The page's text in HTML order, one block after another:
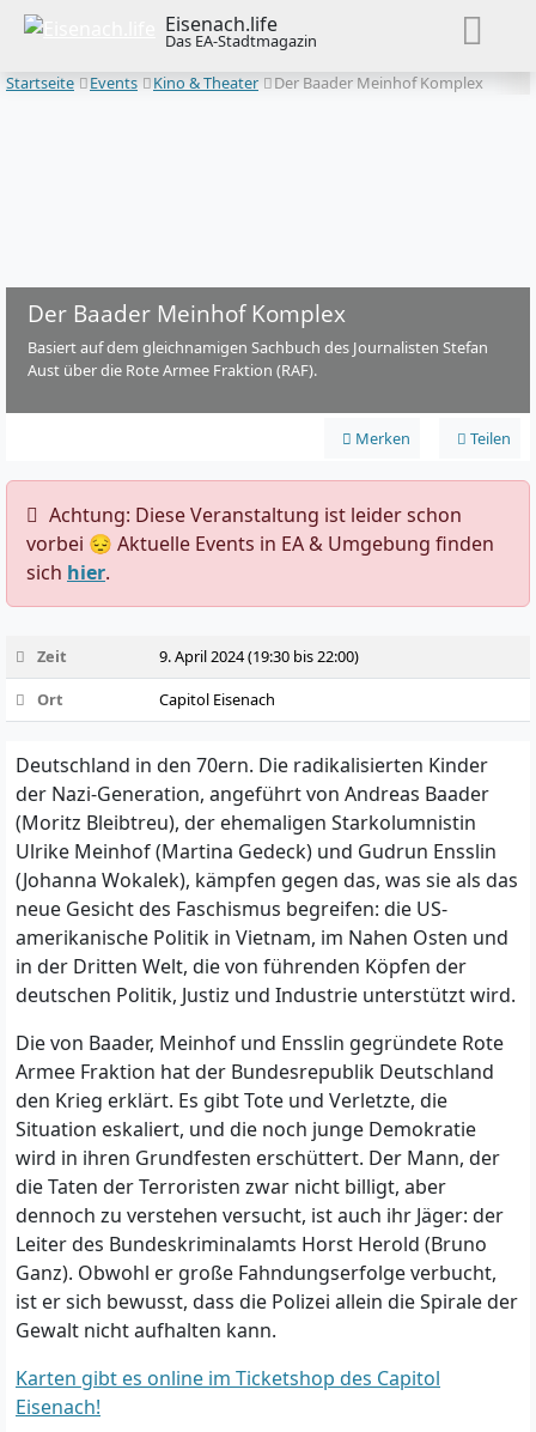
Eisenach.life
Das EA-Stadtmagazin
Startseite
Events Kino & Theater Der Baader Meinhof Komplex
Der Baader Meinhof Komplex
Basiert auf dem gleichnamigen Sachbuch des Journalisten Stefan
Aust über die Rote Armee Fraktion (RAF).
Merken Teilen
️ Achtung: Diese Veranstaltung ist leider schon
vorbei 😔 Aktuelle Events in EA & Umgebung finden
sich hier.
Zeit
9. April 2024 (19:30 bis 22:00)
Ort
Capitol Eisenach
Deutschland in den 70ern. Die radikalisierten Kinder
der Nazi-Generation, angeführt von Andreas Baader
(Moritz Bleibtreu), der ehemaligen Starkolumnistin
Ulrike Meinhof (Martina Gedeck) und Gudrun Ensslin
(Johanna Wokalek), kämpfen gegen das, was sie als das
neue Gesicht des Faschismus begreifen: die US-
amerikanische Politik in Vietnam, im Nahen Osten und
in der Dritten Welt, die von führenden Köpfen der
deutschen Politik, Justiz und Industrie unterstützt wird.
Die von Baader, Meinhof und Ensslin gegründete Rote
Armee Fraktion hat der Bundesrepublik Deutschland
den Krieg erklärt. Es gibt Tote und Verletzte, die
Situation eskaliert, und die noch junge Demokratie
wird in ihren Grundfesten erschüttert. Der Mann, der
die Taten der Terroristen zwar nicht billigt, aber
dennoch zu verstehen versucht, ist auch ihr Jäger: der
Leiter des Bundeskriminalamts Horst Herold (Bruno
Ganz). Obwohl er große Fahndungserfolge verbucht,
ist er sich bewusst, dass die Polizei allein die Spirale der
Gewalt nicht aufhalten kann.
Karten gibt es online im Ticketshop des Capitol
Eisenach!